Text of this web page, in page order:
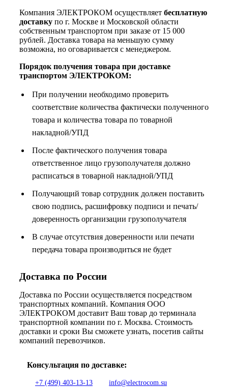
Компания ЭЛЕКТРОКОМ осуществляет бесплатную
доставку по г. Москве и Московской области
собственным транспортом при заказе от 15 000
рублей. Доставка товара на меньшую сумму
возможна, но оговаривается с менеджером.
Порядок получения товара при доставке
транспортом ЭЛЕКТРОКОМ:
При получении необходимо проверить
соответствие количества фактически полученного
товара и количества товара по товарной
накладной/УПД
После фактического получения товара
ответственное лицо грузополучателя должно
расписаться в товарной накладной/УПД
Получающий товар сотрудник должен поставить
свою подпись, расшифровку подписи и печать/
доверенность организации грузополучателя
В случае отсутствия доверенности или печати
передача товара производиться не будет
Доставка по России
Доставка по России осуществляется посредством
транспортных компаний. Компания ООО
ЭЛЕКТРОКОМ доставит Ваш товар до терминала
транспортной компании по г. Москва. Стоимость
доставки и сроки Вы сможете узнать, посетив сайты
компаний перевозчиков.
Консультация по доставке:
+7 (499) 403-13-13 info@electrocom.su